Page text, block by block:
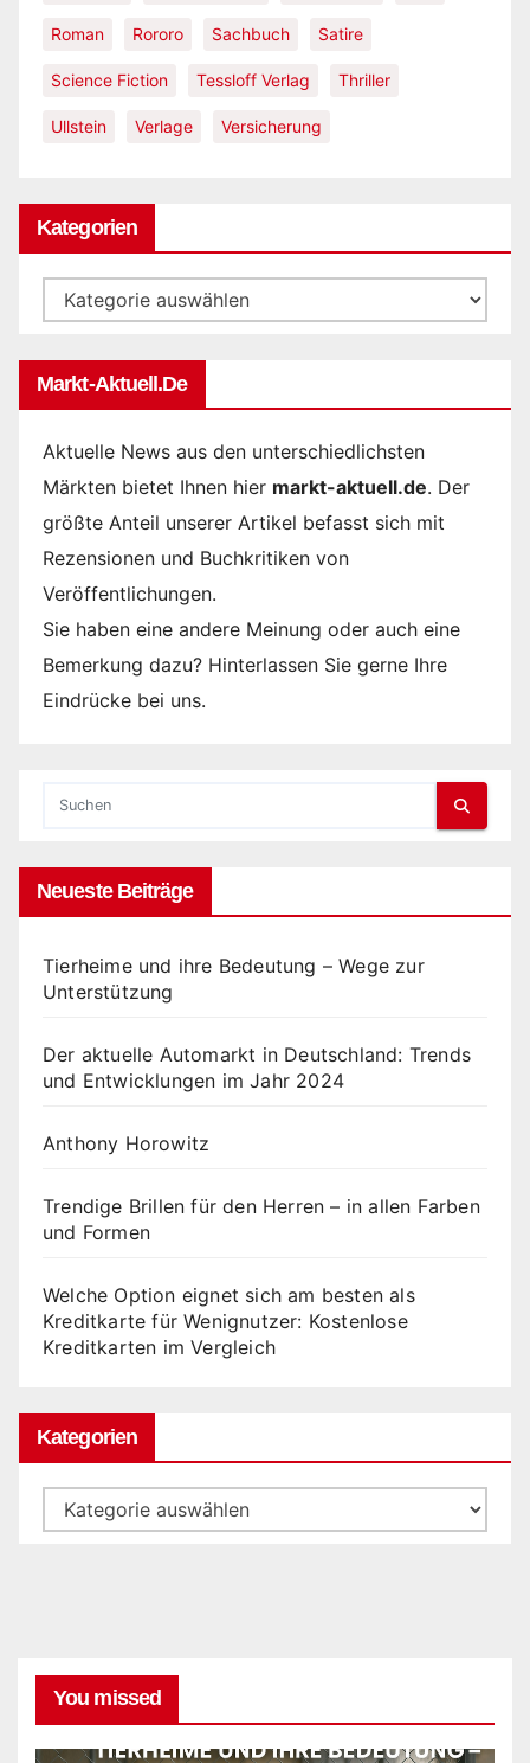
Roman Rororo Sachbuch Satire
Science Fiction Tessloff Verlag Thriller
Ullstein Verlage Versicherung
Kategorien
Kategorien
Markt-Aktuell.de
Aktuelle News aus den unterschiedlichsten
Märkten bietet Ihnen hier markt-aktuell.de. Der
größte Anteil unserer Artikel befasst sich mit
Rezensionen und Buchkritiken von
Veröffentlichungen.
Sie haben eine andere Meinung oder auch eine
Bemerkung dazu? Hinterlassen Sie gerne Ihre
Eindrücke bei uns.
Neueste Beiträge
Tierheime und ihre Bedeutung – Wege zur
Unterstützung
Der aktuelle Automarkt in Deutschland: Trends
und Entwicklungen im Jahr 2024
Anthony Horowitz
Trendige Brillen für den Herren – in allen Farben
und Formen
Welche Option eignet sich am besten als
Kreditkarte für Wenignutzer: Kostenlose
Kreditkarten im Vergleich
Kategorien
Kategorien
You missed